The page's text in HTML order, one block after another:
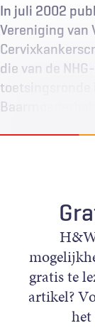
In juli 2002
Vereniging van
die van de
toetsingsronde
gratis te
artikel?